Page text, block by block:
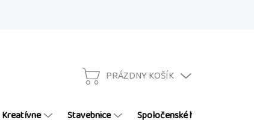
NÁKUPNÝ
PRÁZDNY KOŠÍK
Kreatívne Stavebnice Spoločenské hry